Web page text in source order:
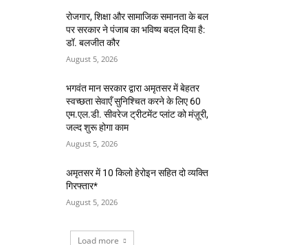
रोजगार, शिक्षा और सामाजिक समानता के बल
पर सरकार ने पंजाब का भविष्य बदल दिया है:
डॉ. बलजीत कौर
August 5, 2026
भगवंत मान सरकार द्वारा अमृतसर में बेहतर
स्वच्छता सेवाएँ सुनिश्चित करने के लिए 60
एम.एल.डी. सीवरेज ट्रीटमेंट प्लांट को मंज़ूरी,
जल्द शुरू होगा काम
August 5, 2026
अमृतसर में 10 किलो हेरोइन सहित दो व्यक्ति
गिरफ्तार*
August 5, 2026
Load more